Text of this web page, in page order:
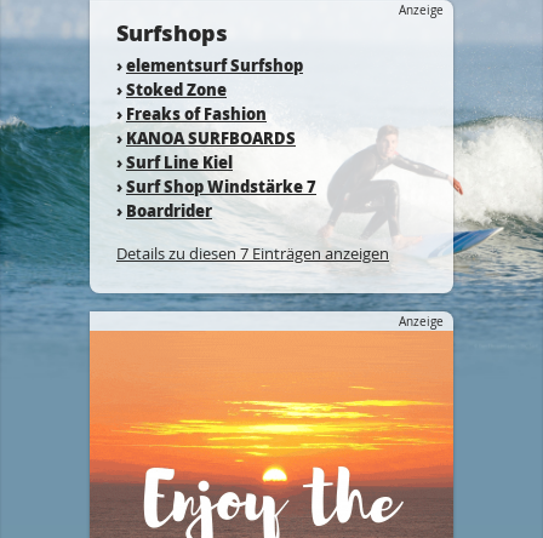
Anzeige
Surfshops
›elementsurf Surfshop
›Stoked Zone
› Freaks of Fashion
› KANOA SURFBOARDS
›Surf Line Kiel
›Surf Shop Windstärke 7
› Boardrider
Details zu diesen 7 Einträgen anzeigen
Anzeige